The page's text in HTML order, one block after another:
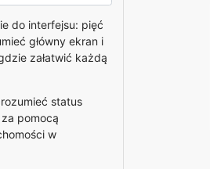
do interfejsu: pięć
główny ekran i
załatwić każdą
status
pomocą
w